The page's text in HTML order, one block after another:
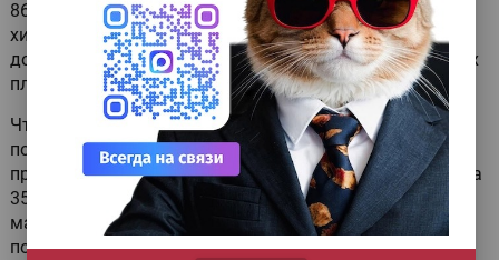
86 (из них 6 для беспроцессных и 2 для свободных от
химии), далее следуют 39 для фотополимерных, но
доля машин для экспонирования серебросодержащих
пластин всё ещё значительна (9 — 6,7%).
Что касается
форматов, то не оправдал надежды 2-
полосный сектор — роста не было. На 17,6% выросли
продажи 4-полосных машин, на 36,7% — 6-полосных, на
35% — 8-полосных, а сектор VLF потерял — с 5 до 3
машин. Самые массовые сектора — 8- (46), 6- (41) и 4-
полосный (40). Соотношение продаж по форматам